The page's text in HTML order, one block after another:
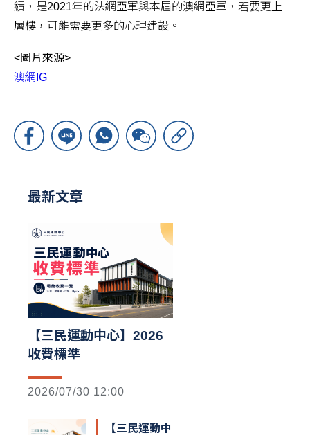
績，是2021年的法網亞軍與本屆的澳網亞軍，若要更上一
層樓，可能需要更多的心理建設。
<圖片來源>
澳網IG
最新文章
【三民運動中心】2026
收費標準
2026/07/30 12:00
【三民運動中